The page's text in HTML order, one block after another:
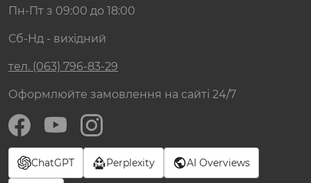
Пн-Пт з 09:00 до 18:00
Сб-Нд - вихідний
тел. (063) 796-83-29
Оформлюйте замовлення на сайті 24/7
ChatGPT Perplexity AI Overviews